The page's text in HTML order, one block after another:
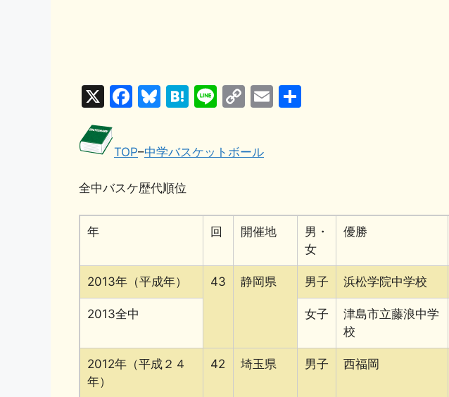
X
F
c
e
b
o
Bl
e
s
k
y
H
e
n
Li
e
C
p
y
n
k
E
TOP–中学バスケットボール
全中バスケ歴代順位
年 回 開催地
男・
女
優勝
2013年（平成年） 43 静岡県 男子 浜松学院中学校
2013全中 女子
津島市立藤浪中学
校
2012年（平成２４
年）
42 埼玉県 男子 西福岡